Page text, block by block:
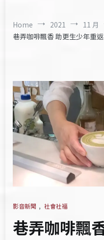
Home 2021 11 月
巷弄咖啡飄香 助更生少年重
影音新聞 , 社會社福
巷弄咖啡飄